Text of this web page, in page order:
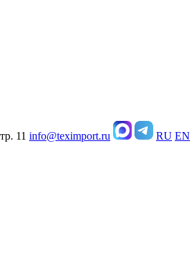
11 info@teximport.ru RU EN